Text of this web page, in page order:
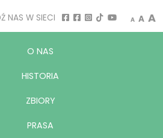
NAS W SIECI A A A
O NAS
HISTORIA
ZBIORY
PRASA